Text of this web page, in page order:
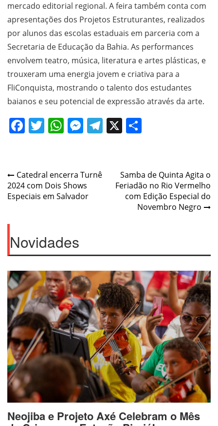
mercado editorial regional. A feira também conta com
apresentações dos Projetos Estruturantes, realizados
por alunos das escolas estaduais em parceria com a
Secretaria de Educação da Bahia. As performances
envolvem teatro, música, literatura e artes plásticas, e
trouxeram uma energia jovem e criativa para a
FliConquista, mostrando o talento dos estudantes
baianos e seu potencial de expressão através da arte.
Facebook
Twitter
WhatsApp
Messenger
Telegram
X
Navegação
de
Catedral encerra Turnê
2024 com Dois Shows
Especiais em Salvador
Samba de Quinta Agita o
Feriadão no Rio Vermelho
com Edição Especial do
Novembro Negro
Novidades
Neojiba e Projeto Axé Celebram o Mês